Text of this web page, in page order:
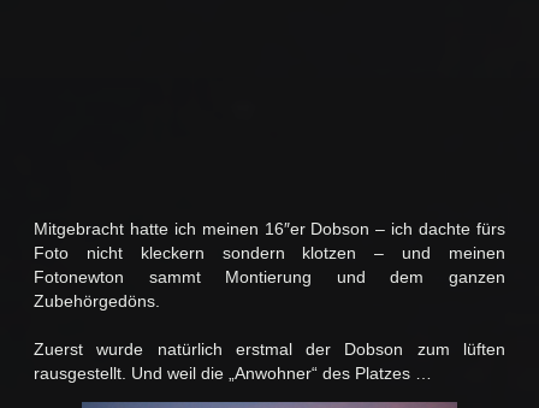
Mitgebracht hatte ich meinen 16″er Dobson – ich dachte fürs
Foto nicht kleckern sondern klotzen – und meinen
Fotonewton sammt Montierung und dem ganzen
Zubehörgedöns.
Zuerst wurde natürlich erstmal der Dobson zum lüften
rausgestellt. Und weil die „Anwohner“ des Platzes …